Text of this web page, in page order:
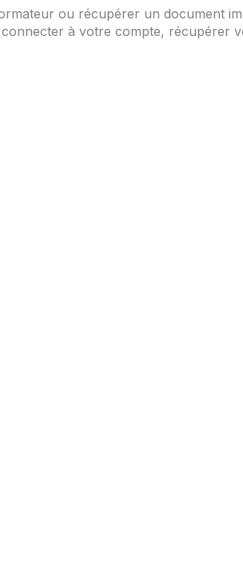
ou récupérer un document
à votre compte, récupérer